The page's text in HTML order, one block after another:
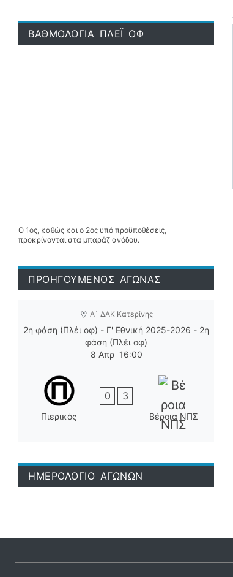
ΒΑΘΜΟΛΟΓΙΑ ΠΛΕΪ ΟΦ
Ο 1ος, καθώς και ο 2ος υπό προϋποθέσεις,
προκρίνονται στα μπαράζ ανόδου.
ΠΡΟΗΓΟΥΜΕΝΟΣ ΑΓΩΝΑΣ
Α` ΔΑΚ Κατερίνης
2η φάση (Πλέι οφ) - Γ' Εθνική 2025-2026 - 2η
φάση (Πλέι οφ)
8 Απρ 16:00
Πιερικός
0 3
Βέροια ΝΠΣ
ΗΜΕΡΟΛΟΓΙΟ ΑΓΩΝΩΝ